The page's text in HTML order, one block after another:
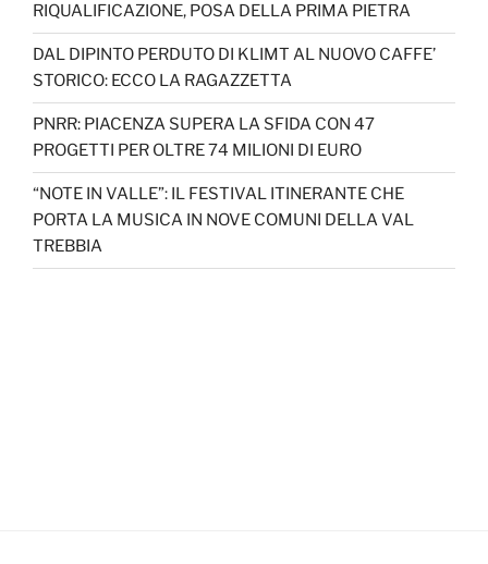
RIQUALIFICAZIONE, POSA DELLA PRIMA PIETRA
DAL DIPINTO PERDUTO DI KLIMT AL NUOVO CAFFE’
STORICO: ECCO LA RAGAZZETTA
PNRR: PIACENZA SUPERA LA SFIDA CON 47
PROGETTI PER OLTRE 74 MILIONI DI EURO
“NOTE IN VALLE”: IL FESTIVAL ITINERANTE CHE
PORTA LA MUSICA IN NOVE COMUNI DELLA VAL
TREBBIA